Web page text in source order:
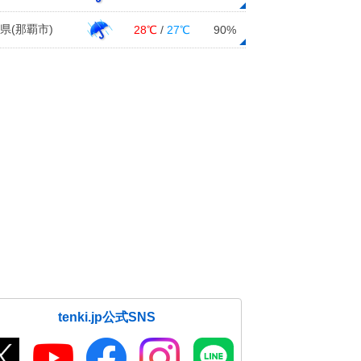
(那覇市) 28℃ / 27℃ 90%
tenki.jp公式SNS